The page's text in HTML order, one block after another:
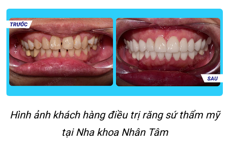
Hình ảnh khách hàng điều trị răng sứ thẩm mỹ
tại Nha khoa Nhân Tâm